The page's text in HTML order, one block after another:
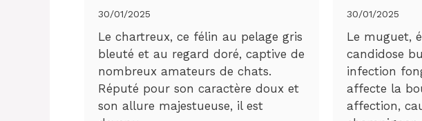
30/01/2025
Le chartreux, ce félin au pelage gris
bleuté et au regard doré, captive de
nombreux amateurs de chats.
Réputé pour son caractère doux et
son allure majestueuse, il est
30/01/2025
Le muguet,
candidose
infection
affecte la
affection,